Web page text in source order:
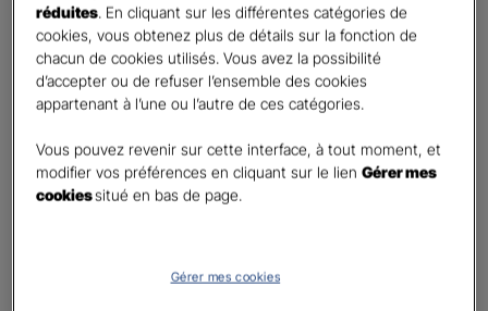
Contact*
First Last
Votre profession
Téléphone *
réduites . En cliquant sur les différentes catégories de
cookies, vous obtenez plus de détails sur la fonction de
chacun de cookies utilisés. Vous avez la possibilité
d’accepter ou de refuser l’ensemble des cookies
appartenant à l’une ou l’autre de ces catégories.
Vous pouvez revenir sur cette interface, à tout moment, et
modifier vos préférences en cliquant sur le lienGérer mes
cookiessitué en bas de page.
Gérer mes cookies